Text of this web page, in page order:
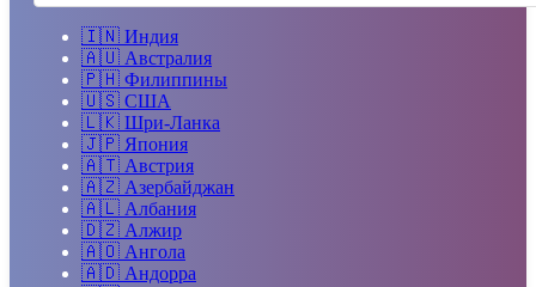
🇮🇳 Индия
🇦🇺 Австралия
🇵🇭 Филиппины
🇺🇸 США
🇱🇰 Шри-Ланка
🇯🇵 Япония
🇦🇹 Австрия
🇦🇿 Азербайджан
🇦🇱 Албания
🇩🇿 Алжир
🇦🇴 Ангола
🇦🇩 Андорра